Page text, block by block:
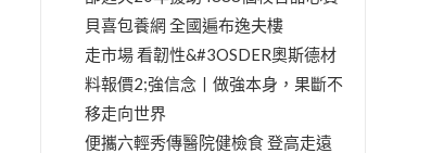
貝喜包養網 全國遍布逸夫樓
走市場 看韌性&#3OSDER奧斯德材
料報價2;強信念丨做強本身，果斷不
移走向世界
便攜六輕秀傳醫院健檢食 登高走遠